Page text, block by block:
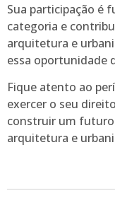
Sua participação é
categoria e
arquitetura e
essa oportunidade
Fique atento ao
exercer o seu
construir um futuro
arquitetura e